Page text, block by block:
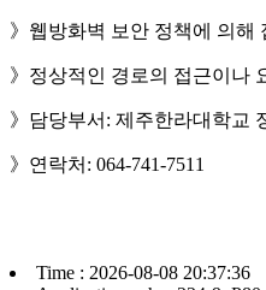
》웹방화벽 보안 정책에 의해
》정상적인 경로의 접근이나
》담당부서: 제주한라대학교
》연락처: 064-741-7511
Time : 2026-08-08 20:37:36